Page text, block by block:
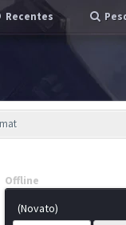
Recentes
Offline
(Novato)